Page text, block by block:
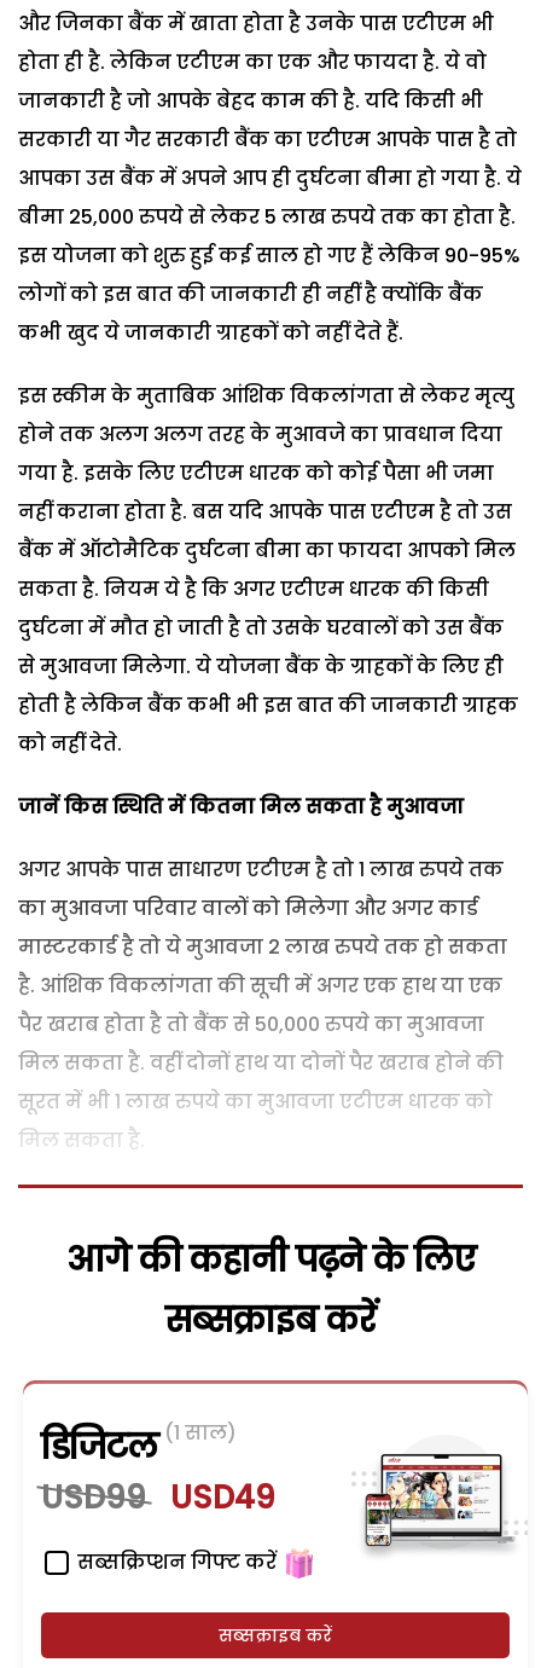
और जिनका बैंक में खाता होता है उनके पास एटीएम भी
होता ही है. लेकिन एटीएम का एक और फायदा है. ये वो
जानकारी है जो आपके बेहद काम की है. यदि किसी भी
सरकारी या गैर सरकारी बैंक का एटीएम आपके पास है तो
आपका उस बैंक में अपने आप ही दुर्घटना बीमा हो गया है. ये
बीमा 25,000 रुपये से लेकर 5 लाख रुपये तक का होता है.
इस योजना को शुरु हुई कई साल हो गए हैं लेकिन 90-95%
लोगों को इस बात की जानकारी ही नहीं है क्योंकि बैंक
कभी खुद ये जानकारी ग्राहकों को नहीं देते हैं.
इस स्कीम के मुताबिक आंशिक विकलांगता से लेकर मृत्यु
होने तक अलग अलग तरह के मुआवजे का प्रावधान दिया
गया है. इसके लिए एटीएम धारक को कोई पैसा भी जमा
नहीं कराना होता है. बस यदि आपके पास एटीएम है तो उस
बैंक में ऑटोमैटिक दुर्घटना बीमा का फायदा आपको मिल
सकता है. नियम ये है कि अगर एटीएम धारक की किसी
दुर्घटना में मौत हो जाती है तो उसके घरवालों को उस बैंक
से मुआवजा मिलेगा. ये योजना बैंक के ग्राहकों के लिए ही
होती है लेकिन बैंक कभी भी इस बात की जानकारी ग्राहक
को नहीं देते.
जानें किस स्थिति में कितना मिल सकता है मुआवजा
अगर आपके पास साधारण एटीएम है तो 1 लाख रुपये तक
का मुआवजा परिवार वालों को मिलेगा और अगर कार्ड
मास्टरकार्ड है तो ये मुआवजा 2 लाख रुपये तक हो सकता
है. आंशिक विकलांगता की सूची में अगर एक हाथ या एक
पैर खराब होता है तो बैंक से 50,000 रुपये का मुआवजा
मिल सकता है. वहीं दोनों हाथ या दोनों पैर खराब होने की
सूरत में भी 1 लाख रुपये का मुआवजा एटीएम धारक को
मिल सकता है.
आगे की कहानी पढ़ने के लिए
सब्सक्राइब करें
डिजिटल (1 साल)
USD99 USD49
सब्सक्रिप्शन गिफ्ट करें
सब्सक्राइब करें